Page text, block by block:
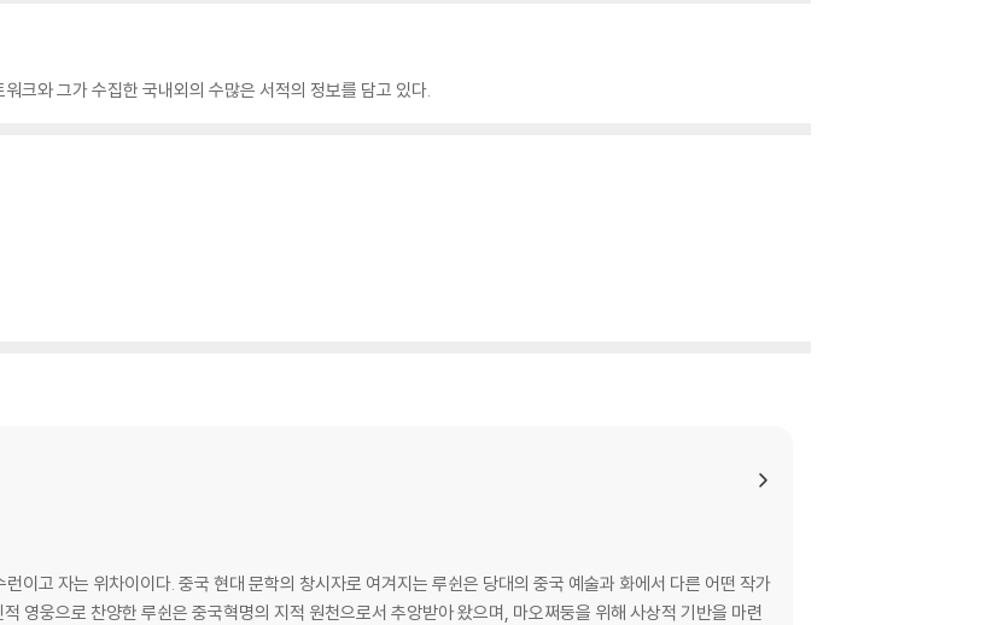
크와 그가 수집한 국내외의 수많은 서적의 정보를 담고 있다.
이고 자는 위차이이다. 중국 현대 문학의 창시자로 여겨지는 루쉰은 당대의 중국 예술과 화에서 다른 어떤 작가
영웅으로 찬양한 루쉰은 중국혁명의 지적 원천으로서 추앙받아 왔으며, 마오쩌둥을 위해 사상적 기반을 마련